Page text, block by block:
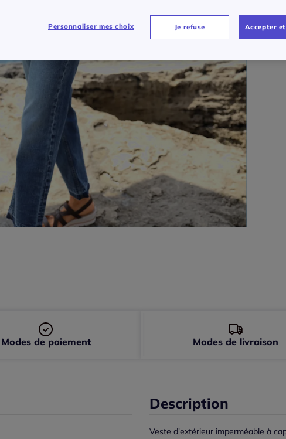
42 -
Description
Veste d'extérieur imperméable à
Modes de paiement Modes de livraison
Personnaliser mes choix Je refuse Accepter